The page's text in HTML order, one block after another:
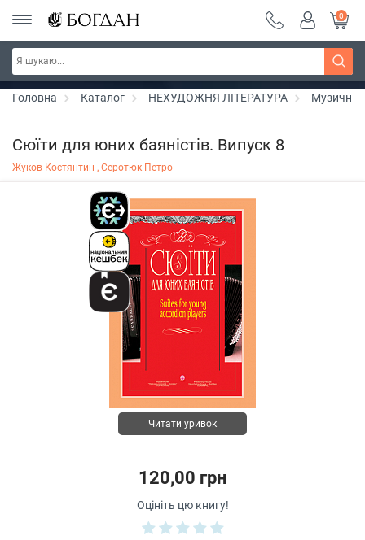
РОЗПРОДАЖ ~ 150 грн ~ 200 грн ~ 250 грн ~
300 грн ~ РОЗПРОДАЖ
Дізнатись більше
0
Головна Каталог НЕХУДОЖНЯ ЛІТЕРАТУРА Музичні
Сюїти для юних баяністів. Випуск 8
Жуков Костянтин , Серотюк Петро
Читати уривок
120,00 грн
Оцініть цю книгу!